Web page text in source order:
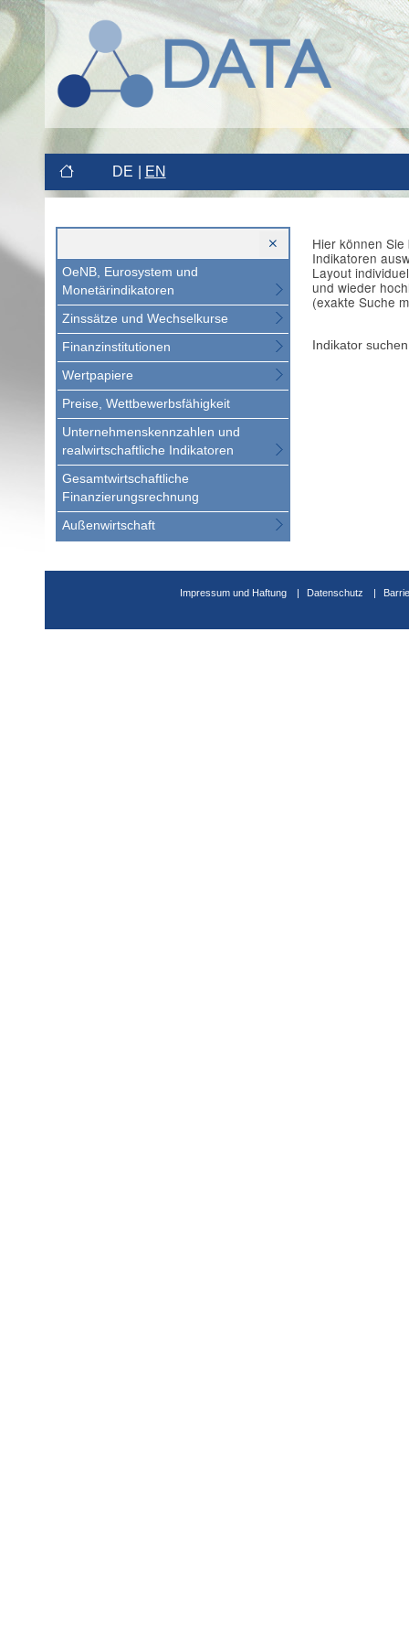
DE EN
OeNB, Eurosystem und
Monetärindikatoren
Zinssätze und Wechselkurse
Finanzinstitutionen
Wertpapiere
Preise, Wettbewerbsfähigkeit
Unternehmenskennzahlen und
realwirtschaftliche Indikatoren
Gesamtwirtschaftliche
Finanzierungsrechnung
Außenwirtschaft
Hier können
Indikatoren
Layout
und wieder
(exakte Suche
Indikator suchen
Impressum und Haftung Datenschutz